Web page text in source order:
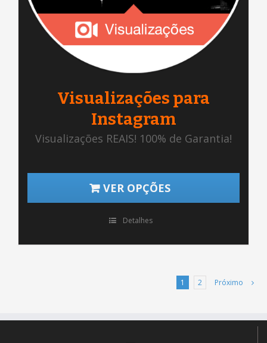
Visualizações para
Instagram
Visualizações REAIS! 100% de Garantia!
VER OPÇÕES
Detalhes
1 2 Próximo